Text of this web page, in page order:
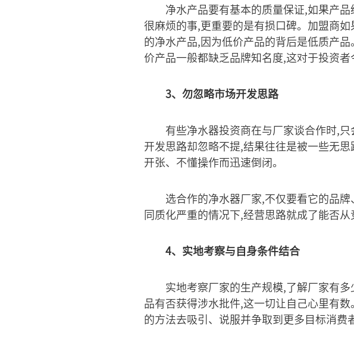
净水产品要有基本的质量保证,如果产
很麻烦的事,更重要的是有损口碑。加盟商
的净水产品,因为低价产品的背后是低质产
价产品一般都缺乏品牌知名度,这对于投资者
3、勿忽略市场开发思路
有些净水器投资商在与厂家谈合作时,
开发思路却忽略不提,结果往往是被一些无
开张、不懂操作而迅速倒闭。
选合作的净水器厂家,不仅要看它的品
同质化严重的情况下,经营思路就成了能否从
4、实地考察与自身条件结合
实地考察厂家的生产规模,了解厂家有
品有否获得涉水批件,这一切让自己心里有
的方法去吸引、说服并争取到更多目标消费